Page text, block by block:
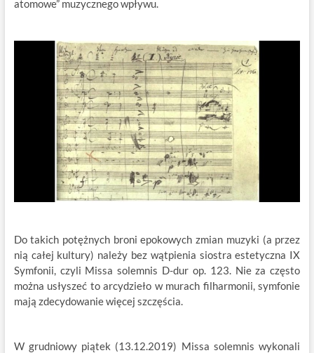
atomowe” muzycznego wpływu.
Do takich potężnych broni epokowych zmian muzyki (a przez
nią całej kultury) należy bez wątpienia siostra estetyczna IX
Symfonii, czyli Missa solemnis D-dur op. 123. Nie za często
można usłyszeć to arcydzieło w murach filharmonii, symfonie
mają zdecydowanie więcej szczęścia.
W grudniowy piątek (13.12.2019) Missa solemnis wykonali